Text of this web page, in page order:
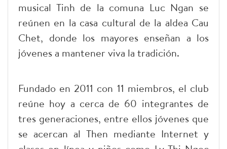
musical Tinh de la comuna Luc Ngan se
reúnen en la casa cultural de la aldea Cau
Chet, donde los mayores enseñan a los
jóvenes a mantener viva la tradición.
Fundado en 2011 con 11 miembros, el club
reúne hoy a cerca de 60 integrantes de
tres generaciones, entre ellos jóvenes que
se acercan al Then mediante Internet y